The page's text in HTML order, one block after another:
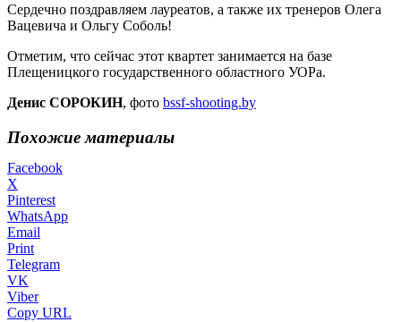
Сердечно поздравляем лауреатов, а также их тренеров Олега
Вацевича и Ольгу Соболь!
Отметим, что сейчас этот квартет занимается на базе
Плещеницкого государственного областного УОРа.
Денис СОРОКИН, фото bssf-shooting.by
Похожие материалы
Facebook
X
Pinterest
WhatsApp
Email
Print
Telegram
VK
Viber
Copy URL